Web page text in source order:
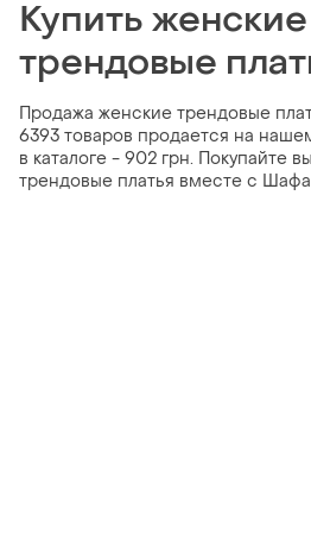
Купить женские
трендовые
Продажа женские трендовые
6393 товаров продается на
в каталоге - 902 грн. Покупайте
трендовые платья вместе с